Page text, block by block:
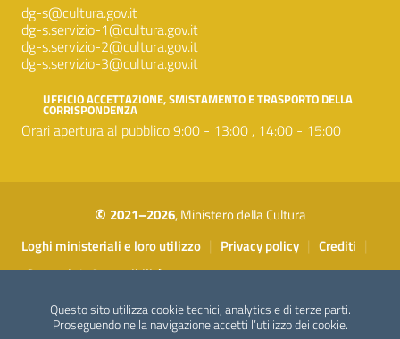
Questo sito utilizza cookie tecnici, analytics e di terze parti.
Proseguendo nella navigazione accetti l’utilizzo dei cookie.
dg-s@cultura.gov.it
dg-s.servizio-1@cultura.gov.it
dg-s.servizio-2@cultura.gov.it
dg-s.servizio-3@cultura.gov.it
UFFICIO ACCETTAZIONE, SMISTAMENTO E TRASPORTO DELLA
CORRISPONDENZA
Orari apertura al pubblico 9:00 - 13:00 , 14:00 - 15:00
© 2021–2026, Ministero della Cultura
Sezione Link Utili
Loghi ministeriali e loro utilizzo | Privacy policy | Crediti |
Contatti | Accessibilità